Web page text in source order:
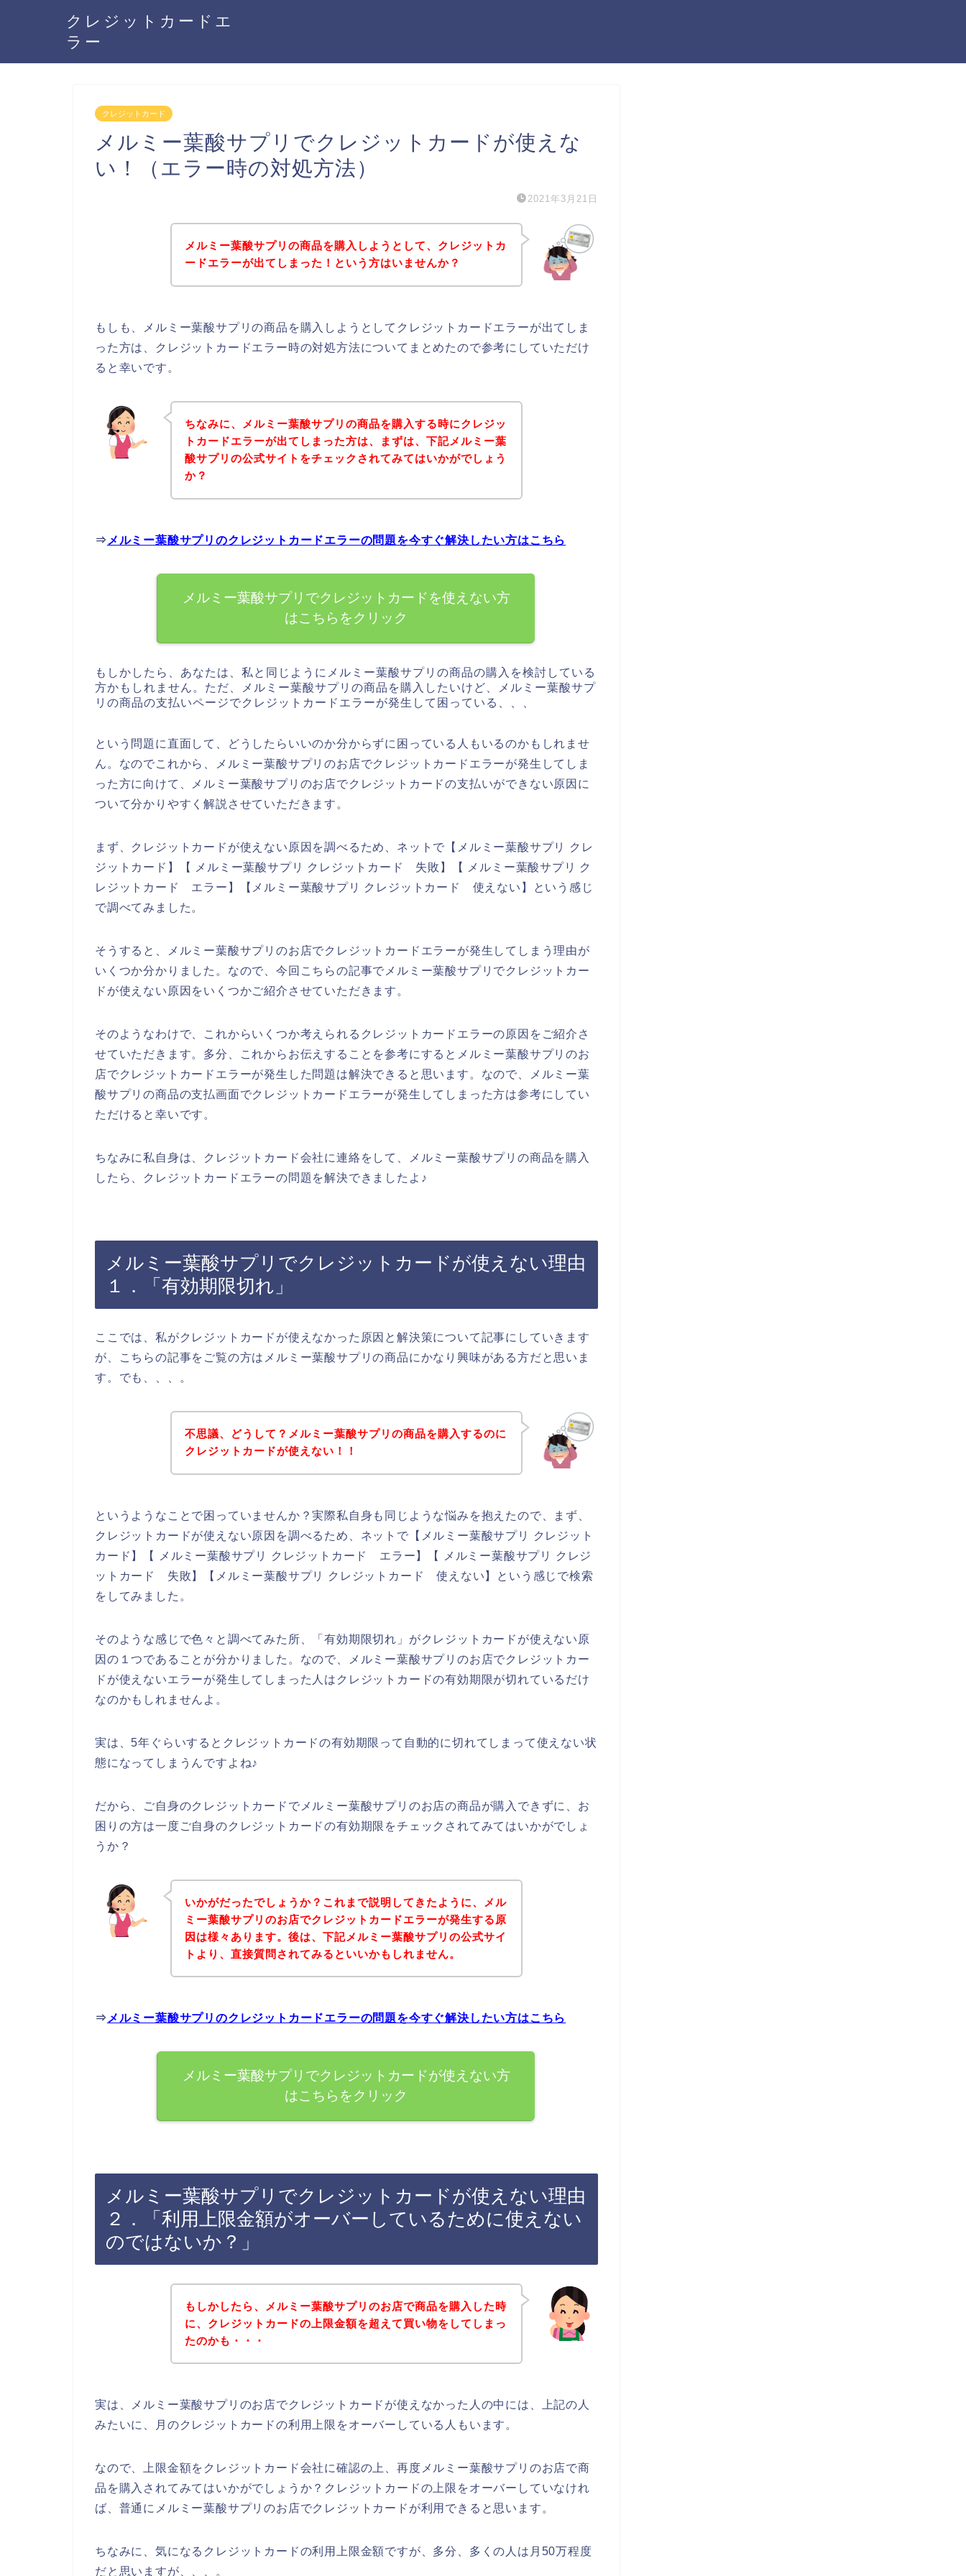
クレジットカードエ
ラー
クレジットカード
メルミー葉酸サプリでクレジットカードが使えな
い！（エラー時の対処方法）
2021年3月21日
メルミー葉酸サプリの商品を購入しようとして、クレジットカ
ードエラーが出てしまった！という方はいませんか？
もしも、メルミー葉酸サプリの商品を購入しようとしてクレジットカードエラーが出てしま
った方は、クレジットカードエラー時の対処方法についてまとめたので参考にしていただけ
ると幸いです。
ちなみに、メルミー葉酸サプリの商品を購入する時にクレジッ
トカードエラーが出てしまった方は、まずは、下記メルミー葉
酸サプリの公式サイトをチェックされてみてはいかがでしょう
か？
⇒ メルミー葉酸サプリのクレジットカードエラーの問題を今すぐ解決したい方はこちら
メルミー葉酸サプリでクレジットカードを使えない方
はこちらをクリック
もしかしたら、あなたは、私と同じようにメルミー葉酸サプリの商品の購入を検討している
方かもしれません。ただ、メルミー葉酸サプリの商品を購入したいけど、メルミー葉酸サプ
リの商品の支払いページでクレジットカードエラーが発生して困っている、、、
という問題に直面して、どうしたらいいのか分からずに困っている人もいるのかもしれませ
ん。なのでこれから、メルミー葉酸サプリのお店でクレジットカードエラーが発生してしま
った方に向けて、メルミー葉酸サプリのお店でクレジットカードの支払いができない原因に
ついて分かりやすく解説させていただきます。
まず、クレジットカードが使えない原因を調べるため、ネットで【メルミー葉酸サプリ クレ
ジットカード】【 メルミー葉酸サプリ クレジットカード 失敗】【 メルミー葉酸サプリ ク
レジットカード エラー】【メルミー葉酸サプリ クレジットカード 使えない】という感じ
で調べてみました。
そうすると、メルミー葉酸サプリのお店でクレジットカードエラーが発生してしまう理由が
いくつか分かりました。なので、今回こちらの記事でメルミー葉酸サプリでクレジットカー
ドが使えない原因をいくつかご紹介させていただきます。
そのようなわけで、これからいくつか考えられるクレジットカードエラーの原因をご紹介さ
せていただきます。多分、これからお伝えすることを参考にするとメルミー葉酸サプリのお
店でクレジットカードエラーが発生した問題は解決できると思います。なので、メルミー葉
酸サプリの商品の支払画面でクレジットカードエラーが発生してしまった方は参考にしてい
ただけると幸いです。
ちなみに私自身は、クレジットカード会社に連絡をして、メルミー葉酸サプリの商品を購入
したら、クレジットカードエラーの問題を解決できましたよ♪
メルミー葉酸サプリでクレジットカードが使えない理由
１．「有効期限切れ」
ここでは、私がクレジットカードが使えなかった原因と解決策について記事にしていきます
が、こちらの記事をご覧の方はメルミー葉酸サプリの商品にかなり興味がある方だと思いま
す。でも、、、。
不思議、どうして？メルミー葉酸サプリの商品を購入するのに
クレジットカードが使えない！！
というようなことで困っていませんか？実際私自身も同じような悩みを抱えたので、まず、
クレジットカードが使えない原因を調べるため、ネットで【メルミー葉酸サプリ クレジット
カード】【 メルミー葉酸サプリ クレジットカード エラー】【 メルミー葉酸サプリ クレジ
ットカード 失敗】【メルミー葉酸サプリ クレジットカード 使えない】という感じで検索
をしてみました。
そのような感じで色々と調べてみた所、「有効期限切れ」がクレジットカードが使えない原
因の１つであることが分かりました。なので、メルミー葉酸サプリのお店でクレジットカー
ドが使えないエラーが発生してしまった人はクレジットカードの有効期限が切れているだけ
なのかもしれませんよ。
実は、5年ぐらいするとクレジットカードの有効期限って自動的に切れてしまって使えない状
態になってしまうんですよね♪
だから、ご自身のクレジットカードでメルミー葉酸サプリのお店の商品が購入できずに、お
困りの方は一度ご自身のクレジットカードの有効期限をチェックされてみてはいかがでしょ
うか？
いかがだったでしょうか？これまで説明してきたように、メル
ミー葉酸サプリのお店でクレジットカードエラーが発生する原
因は様々あります。後は、下記メルミー葉酸サプリの公式サイ
トより、直接質問されてみるといいかもしれません。
⇒ メルミー葉酸サプリのクレジットカードエラーの問題を今すぐ解決したい方はこちら
メルミー葉酸サプリでクレジットカードが使えない方
はこちらをクリック
メルミー葉酸サプリでクレジットカードが使えない理由
２．「利用上限金額がオーバーしているために使えない
のではないか？」
もしかしたら、メルミー葉酸サプリのお店で商品を購入した時
に、クレジットカードの上限金額を超えて買い物をしてしまっ
たのかも・・・
実は、メルミー葉酸サプリのお店でクレジットカードが使えなかった人の中には、上記の人
みたいに、月のクレジットカードの利用上限をオーバーしている人もいます。
なので、上限金額をクレジットカード会社に確認の上、再度メルミー葉酸サプリのお店で商
品を購入されてみてはいかがでしょうか？クレジットカードの上限をオーバーしていなけれ
ば、普通にメルミー葉酸サプリのお店でクレジットカードが利用できると思います。
ちなみに、気になるクレジットカードの利用上限金額ですが、多分、多くの人は月50万程度
だと思いますが、、、。